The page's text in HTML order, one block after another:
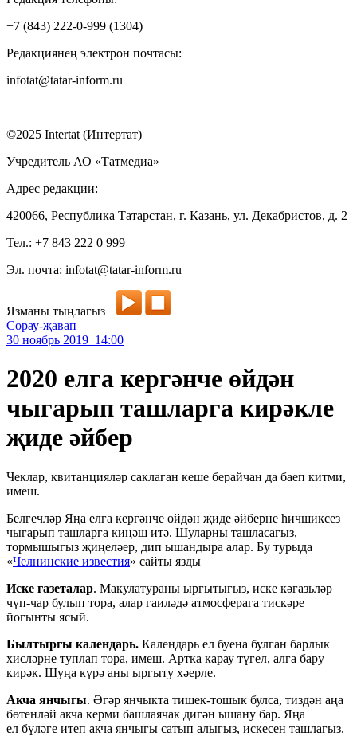
+7 (843) 222-0-999 (1304)
Редакциянең электрон почтасы:
infotat@tatar-inform.ru
©2025 Intertat (Интертат)
Учредитель АО «Татмедиа»
Адрес редакции:
420066, Республика Татарстан, г. Казань, ул. Декабристов, д. 2
Тел.: +7 843 222 0 999
Эл. почта: infotat@tatar-inform.ru
Язманы тыңлагыз
Сорау-җавап
30 ноябрь 2019 14:00
2020 елга кергәнче өйдән
чыгарып ташларга кирәкле
җиде әйбер
Чеклар, квитанцияләр саклаган кеше берайчан да баеп китми,
имеш.
Белгечләр Яңа елга кергәнче өйдән җиде әйберне һичшиксез
чыгарып ташларга киңәш итә. Шуларны ташласагыз,
тормышыгыз җиңеләер, дип ышандыра алар. Бу турыда
«Челнинские известия» сайты язды
Иске газеталар. Макулатураны ыргытыгыз, иске кәгазьләр
чүп-чар булып тора, алар гаиләдә атмосферага тискәре
йогынты ясый.
Былтыргы календарь. Календарь ел буена булган барлык
хисләрне туплап тора, имеш. Артка карау түгел, алга бару
кирәк. Шуңа күрә аны ыргыту хәерле.
Акча янчыгы. Әгәр янчыкта тишек-тошык булса, тиздән аңа
бөтенләй акча керми башлаячак дигән ышану бар. Яңа
ел бүләге итеп акча янчыгы сатып алыгыз, искесен ташлагыз.